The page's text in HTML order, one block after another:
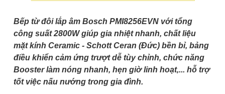
Bếp từ đôi lắp âm Bosch PMI8256EVN với tổng
công suất 2800W giúp gia nhiệt nhanh, chất liệu
mặt kính Ceramic - Schott Ceran (Đức) bền bỉ, bảng
điều khiển cảm ứng trượt dễ tùy chỉnh, chức năng
Booster làm nóng nhanh, hẹn giờ linh hoạt,... hỗ trợ
tốt việc nấu nướng trong gia đình.